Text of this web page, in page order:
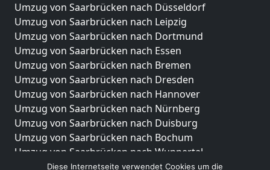
Umzug von Saarbrücken nach Düsseldorf
Umzug von Saarbrücken nach Leipzig
Umzug von Saarbrücken nach Dortmund
Umzug von Saarbrücken nach Essen
Umzug von Saarbrücken nach Bremen
Umzug von Saarbrücken nach Dresden
Umzug von Saarbrücken nach Hannover
Umzug von Saarbrücken nach Nürnberg
Umzug von Saarbrücken nach Duisburg
Umzug von Saarbrücken nach Bochum
Umzug von Saarbrücken nach Wuppertal
Umzug von Saarbrücken nach Bielefeld
Diese Internetseite verwendet Cookies um die